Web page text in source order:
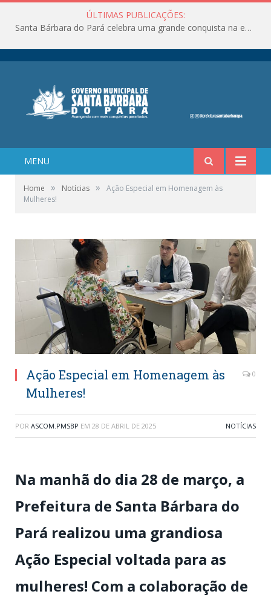
ÚLTIMAS PUBLICAÇÕES:
Santa Bárbara do Pará celebra uma grande conquista na educação!
MENU
Home » Notícias »
Ação Especial em Homenagem às
Mulheres!
Ação Especial em Homenagem às
Mulheres!
0
POR ASCOM.PMSBP EM 28 DE ABRIL DE 2025 NOTÍCIAS
Na manhã do dia 28 de março, a
Prefeitura de Santa Bárbara do
Pará realizou uma grandiosa
Ação Especial voltada para as
mulheres! Com a colaboração de